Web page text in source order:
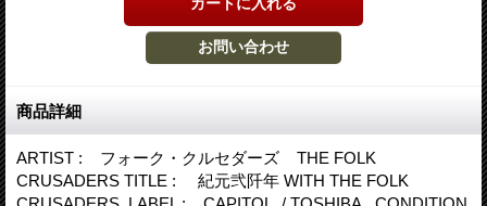
商品詳細
ARTIST : フォーク・クルセダーズ THE FOLK
CRUSADERS TITLE : 紀元弐阡年 WITH THE FOLK